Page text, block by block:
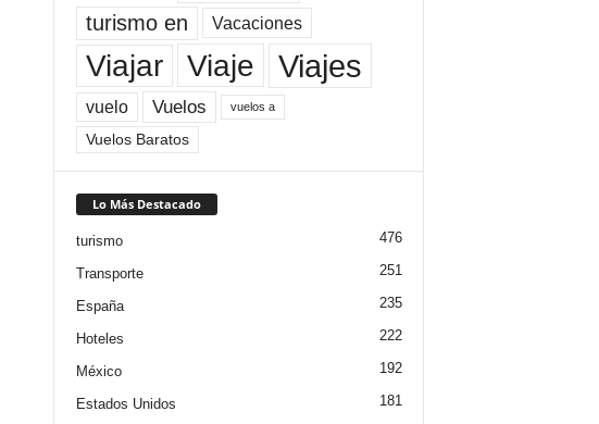
turismo en Vacaciones
Viajar Viaje Viajes
vuelo Vuelos vuelos a
Vuelos Baratos
Lo Más Destacado
turismo 476
Transporte 251
España 235
Hoteles 222
México 192
Estados Unidos 181